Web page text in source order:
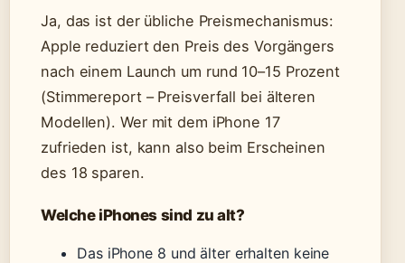
Ja, das ist der übliche Preismechanismus:
Apple reduziert den Preis des Vorgängers
nach einem Launch um rund 10–15 Prozent
(Stimmereport – Preisverfall bei älteren
Modellen). Wer mit dem iPhone 17
zufrieden ist, kann also beim Erscheinen
des 18 sparen.
Welche iPhones sind zu alt?
Das iPhone 8 und älter erhalten keine